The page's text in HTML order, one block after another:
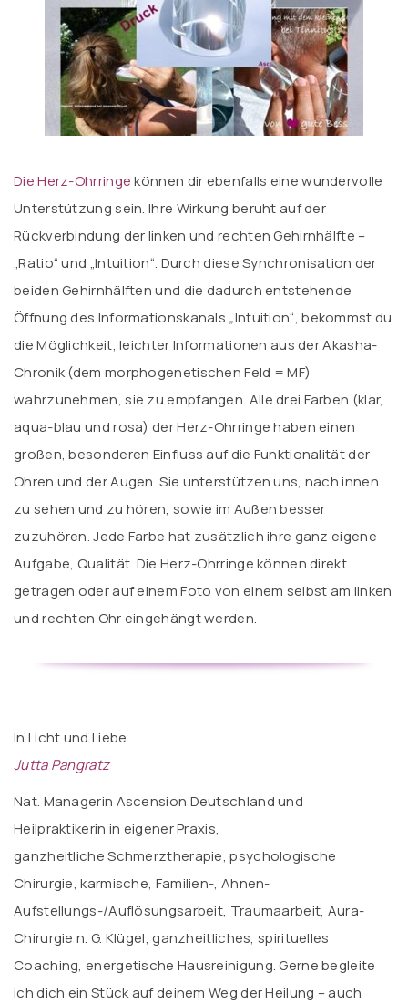
Die Herz-Ohrringekönnen dir ebenfalls eine wundervolle
Unterstützung sein. Ihre Wirkung beruht auf der
Rückverbindung der linken und rechten Gehirnhälfte –
„Ratio“ und „Intuition“. Durch diese Synchronisation der
beiden Gehirnhälften und die dadurch entstehende
Öffnung des Informationskanals „Intuition“, bekommst du
die Möglichkeit, leichter Informationen aus der Akasha-
Chronik (dem morphogenetischen Feld = MF)
wahrzunehmen, sie zu empfangen. Alle drei Farben (klar,
aqua-blau und rosa) der Herz-Ohrringe haben einen
großen, besonderen Einfluss auf die Funktionalität der
Ohren und der Augen. Sie unterstützen uns, nach innen
zu sehen und zu hören, sowie im Außen besser
zuzuhören. Jede Farbe hat zusätzlich ihre ganz eigene
Aufgabe, Qualität. Die Herz-Ohrringe können direkt
getragen oder auf einem Foto von einem selbst am linken
und rechten Ohr eingehängt werden.
In Licht und Liebe
Jutta Pangratz
Nat. Managerin Ascension Deutschland und
Heilpraktikerin in eigener Praxis,
ganzheitliche Schmerztherapie, psychologische
Chirurgie, karmische, Familien-, Ahnen-
Aufstellungs-/Auflösungsarbeit, Traumaarbeit, Aura-
Chirurgie n. G. Klügel, ganzheitliches, spirituelles
Coaching, energetische Hausreinigung. Gerne begleite
ich dich ein Stück auf deinem Weg der Heilung – auch